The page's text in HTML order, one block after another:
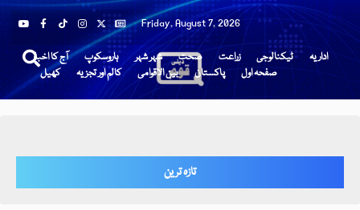
Friday, August 7, 2026
آج کا اخبار ہاروسکوپ شہر شہر صحت زراعت ٹیکنالوجی
اداریہ
کھیل
کالم اور تجزیہ بین الاقوامی پاکستان صفحہ اول
تازہ ترین